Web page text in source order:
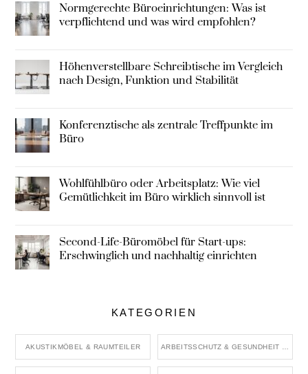
Normgerechte Büroeinrichtungen: Was ist
verpflichtend und was wird empfohlen?
Höhenverstellbare Schreibtische im Vergleich
nach Design, Funktion und Stabilität
Konferenztische als zentrale Treffpunkte im
Büro
Wohlfühlbüro oder Arbeitsplatz: Wie viel
Gemütlichkeit im Büro wirklich sinnvoll ist
Second-Life-Büromöbel für Start-ups:
Erschwinglich und nachhaltig einrichten
KATEGORIEN
AKUSTIKMÖBEL & RAUMTEILER